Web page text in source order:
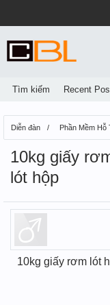
Diễn đàn Phần Mềm Hỗ
10kg giấy
lót hộp
10kg giấy rơm lót
Tìm kiếm Recent